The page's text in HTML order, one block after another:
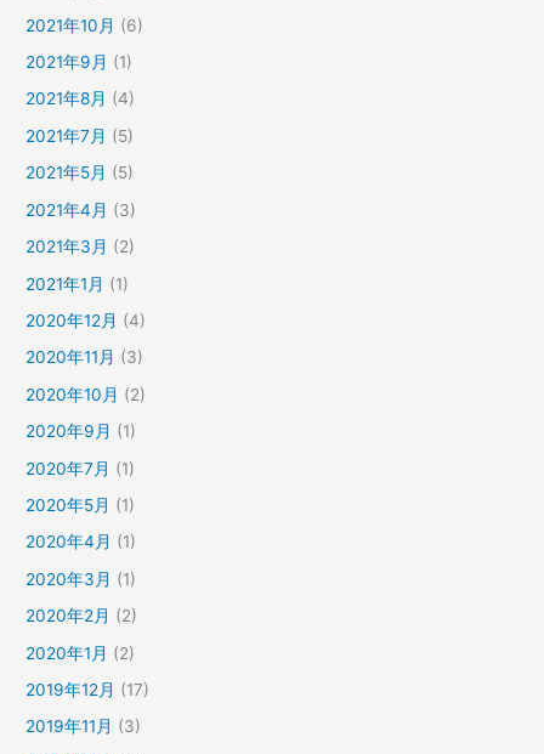
2021年10月 (6)
2021年9月 (1)
2021年8月 (4)
2021年7月 (5)
2021年5月 (5)
2021年4月 (3)
2021年3月 (2)
2021年1月 (1)
2020年12月 (4)
2020年11月 (3)
2020年10月 (2)
2020年9月 (1)
2020年7月 (1)
2020年5月 (1)
2020年4月 (1)
2020年3月 (1)
2020年2月 (2)
2020年1月 (2)
2019年12月 (17)
2019年11月 (3)